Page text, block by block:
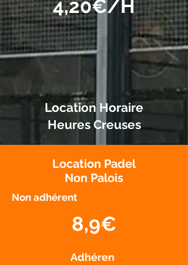
4,20€/H
Location Horaire
Heures Creuses
Location Padel
Non Palois
Non adhérent
8,9€
Adhéren